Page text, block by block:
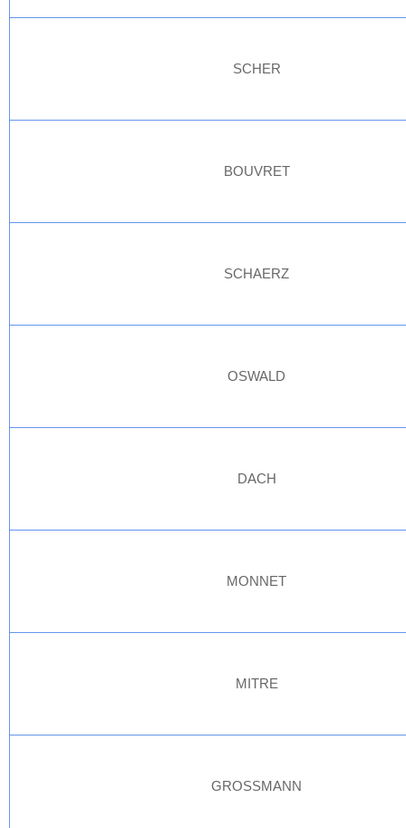
SCHER
BOUVRET
SCHAERZ
OSWALD
DACH
MONNET
MITRE
GROSSMANN